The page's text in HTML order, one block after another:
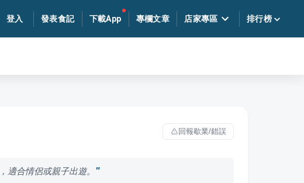
登入 發表食記 下載App 專欄文章 店家專區 排行榜
回報歇業/錯誤
適合情侶或親子出遊。